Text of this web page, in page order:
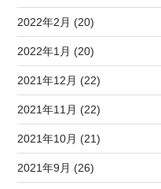
2022年2月 (20)
2022年1月 (20)
2021年12月 (22)
2021年11月 (22)
2021年10月 (21)
2021年9月 (26)